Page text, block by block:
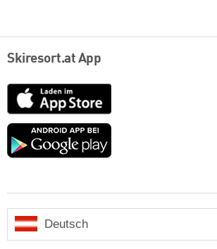
Skiresort.at App
App
Store
Google
Deutsch